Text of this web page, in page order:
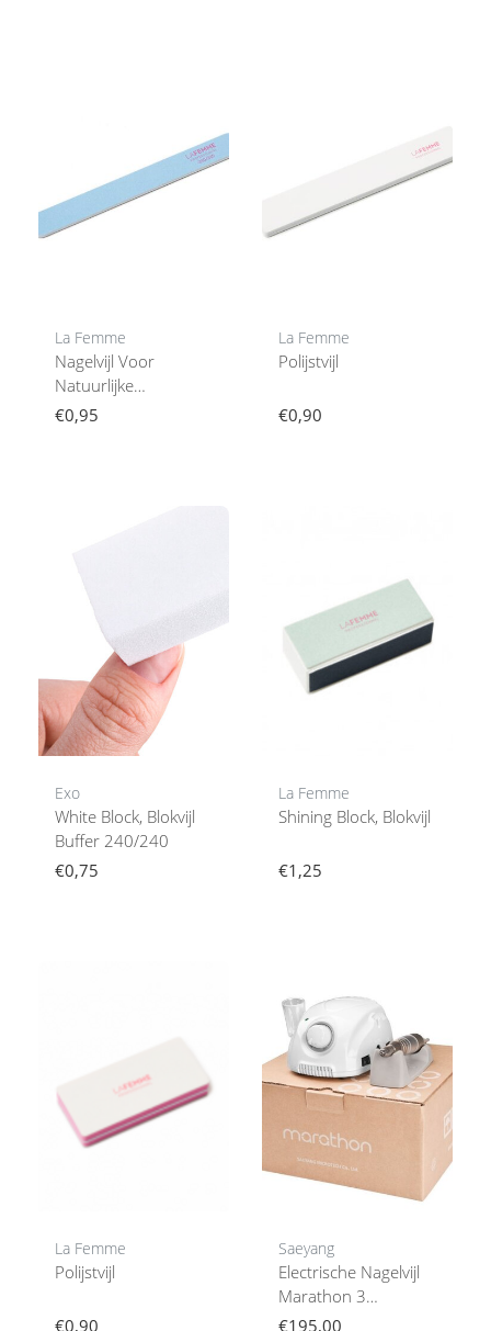
La Femme
Nagelvijl Voor
Natuurlijke
Nagelverzorging
€0,95
La Femme
Polijstvijl
€0,90
Exo
White Block, Blokvijl
Buffer 240/240
€0,75
La Femme
Shining Block, Blokvijl
€1,25
La Femme
Polijstvijl
€0,90
Saeyang
Electrische Nagelvijl
Marathon 3
Champion +
€195,00